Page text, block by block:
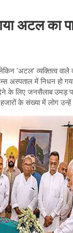
अटल का
‘अटल’ व्यक्तित्व
अस्पताल में निधन हो
के लिए जनसैलाब उमड़
के संख्या में लोग